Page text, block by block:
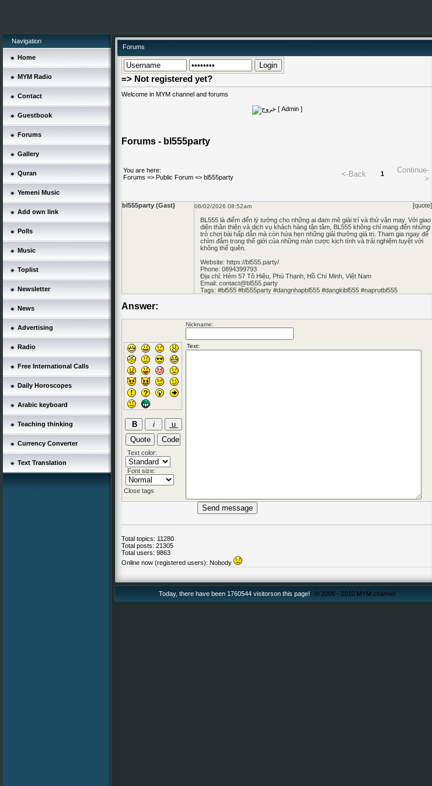
Navigation
Home
MYM Radio
Contact
Guestbook
Forums
Gallery
Quran
Yemeni Music
Add own link
Polls
Music
Toplist
Newsletter
News
Advertising
Radio
Free International Calls
Daily Horoscopes
Arabic keyboard
Teaching thinking
Currency Converter
Text Translation
Forums
=> Not registered yet?
Welcome in MYM channel and forums
Forums - bl555party
You are here:
Forums => Public Forum => bl555party <-Back 1
Continue-
>
bl555party (Gast) 06/02/2026 08:52am [quote]
BL555 là điểm đến lý tưởng cho những ai đam mê giải trí và thử vận may. Với giao
diện thân thiện và dịch vụ khách hàng tận tâm, BL555 không chỉ mang đến những
trò chơi bài hấp dẫn mà còn hứa hẹn những giải thưởng giá trị. Tham gia ngay để
chìm đắm trong thế giới của những màn cược kịch tính và trải nghiệm tuyệt vời
không thể quên.
Website: https://bl555.party/
Phone: 0894399793
Địa chỉ: Hẻm 57 Tô Hiệu, Phú Thạnh, Hồ Chí Minh, Việt Nam
Email: contact@bl555.party
Tags: #bl555 #bl555party #dangnhapbl555 #dangkibl555 #naprutbl555
Answer:
Nickname:
Text color:
Font size:
Close tags
Total topics: 11280
Total posts: 21305
Total users: 9863
Online now (registered users): Nobody
Today, there have been 1760544 visitorson this page! © 2009 - 2010 MYM channel